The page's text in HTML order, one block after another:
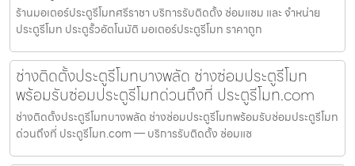
ร้านมอเตอร์ประตูรีโมทศรีราชา บริการรับติดตั้ง ซ่อมแซม และ จำหน่าย
ประตูรีโมท ประตูรั้วอัตโนมัติ มอเตอร์ประตูรีโมท ราคาถูก
ช่างติดตั้งประตูรีโมทบางพลัด ช่างซ่อมประตูรีโมท
พร้อมรับซ่อมประตูรีโมทด่วนถึงที่ ประตูรีโมท.com
ช่างติดตั้งประตูรีโมทบางพลัด ช่างซ่อมประตูรีโมทพร้อมรับซ่อมประตูรีโมท
ด่วนถึงที่ ประตูรีโมท.com — บริการรับติดตั้ง ซ่อมแซ